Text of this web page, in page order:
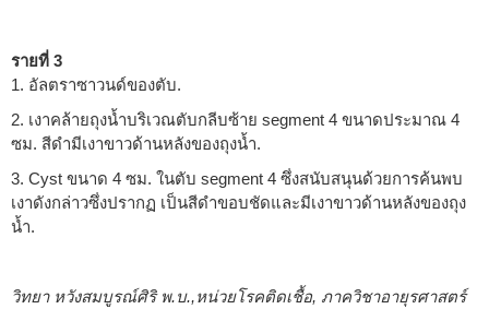
รายที่ 3
1. อัลตราซาวนด์ของตับ.
2. เงาคล้ายถุงน้ำบริเวณตับกลีบซ้าย segment 4 ขนาดประมาณ 4
ซม. สีดำมีเงาขาวด้านหลังของถุงน้ำ.
3. Cyst ขนาด 4 ซม. ในตับ segment 4 ซึ่งสนับสนุนด้วยการค้นพบ
เงาดังกล่าวซึ่งปรากฏ เป็นสีดำขอบชัดและมีเงาขาวด้านหลังของถุง
น้ำ.
วิทยา หวังสมบูรณ์ศิริ พ.บ.,หน่วยโรคติดเชื้อ, ภาควิชาอายุรศาสตร์